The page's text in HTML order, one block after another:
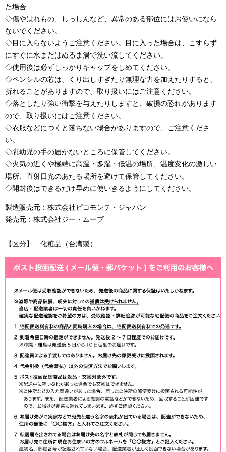
た場合
◇傷やはれもの、しっしんなど、異常のある部位にはお使いになら
ないでください。
◇目に入らないようご注意ください。目に入った場合は、こすらず
にすぐに水またはぬるま湯で洗い流してください。
◇使用後は必ずしっかりキャップをしめてください。
◇ペンシルの芯は、くり出しすぎたり無理な力を加えたりすると、
折れることがありますので、取り扱いにはご注意ください。
◇落としたり強い衝撃を与えたりしますと、破損の恐れがあります
ので、取り扱いにはご注意ください。
◇衣服などにつくと落ちない場合がありますので、ご注意くださ
い。
◇乳幼児の手の届かないところに保管してください。
◇火気の近くや極端に高温・多湿・低温の場所、温度変化の激しい
場所、直射日光のあたる場所を避けて保管してください。
◇開封後はできるだけ早めに使いきるようにしてください。
製造販売元：株式会社ピコモンテ・ジャパン
発売元：株式会社ジー・ムーブ
【区分】 化粧品（台湾製）